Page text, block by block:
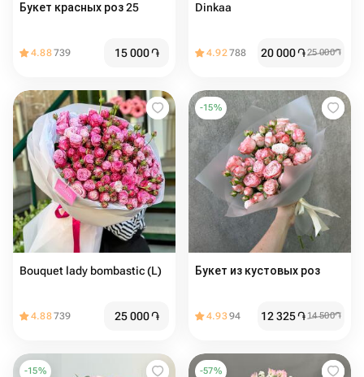
Букет красных роз 25
4.88739 15 000֏
Dinkaa
4.92788 20 000֏25 000֏
Bouquet lady bombastic (L)
4.88739 25 000֏
-15%
Букет из кустовых роз
4.9394 12 325֏14 500֏
-15% -57%